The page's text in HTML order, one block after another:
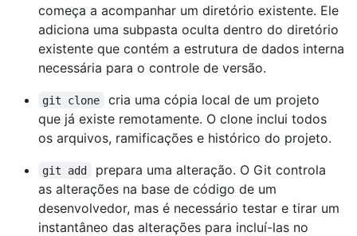
começa a acompanhar um diretório existente. Ele
adiciona uma subpasta oculta dentro do diretório
existente que contém a estrutura de dados interna
necessária para o controle de versão.
git clone
cria uma cópia local de um projeto
que já existe remotamente. O clone inclui todos
os arquivos, ramificações e histórico do projeto.
git add
prepara uma alteração. O Git controla
as alterações na base de código de um
desenvolvedor, mas é necessário testar e tirar um
instantâneo das alterações para incluí-las no